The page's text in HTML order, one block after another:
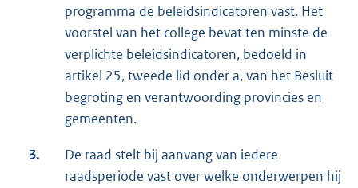
programma de beleidsindicatoren vast. Het
voorstel van het college bevat ten minste de
verplichte beleidsindicatoren, bedoeld in
artikel 25, tweede lid onder a, van het Besluit
begroting en verantwoording provincies en
gemeenten.
3.
De raad stelt bij aanvang van iedere
raadsperiode vast over welke onderwerpen hij